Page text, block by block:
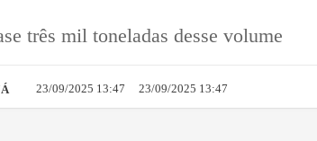
três mil toneladas desse volume
23/09/2025 13:47 23/09/2025 13:47